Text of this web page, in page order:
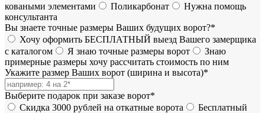
коваными элементами
Поликарбонат
Нужна помощь
консультанта
Вы знаете точные размеры Ваших будущих ворот?*
Хочу оформить БЕСПЛАТНЫЙ выезд Вашего замерщика
с каталогом
Я знаю точные размеры ворот
Знаю
примерные размеры хочу рассчитать стоимость по ним
Укажите размер Ваших ворот (ширина и высота)*
Выберите подарок при заказе ворот*
Скидка 3000 рублей на откатные ворота
Бесплатный